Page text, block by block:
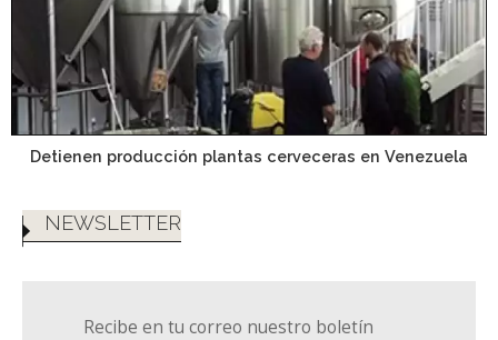
Detienen producción plantas cerveceras en Venezuela
NEWSLETTER
Recibe en tu correo nuestro boletín